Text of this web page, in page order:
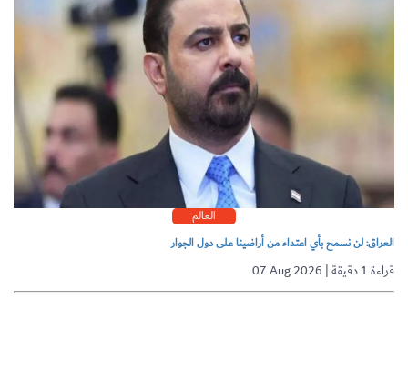
العالم
العراق: لن نسمح بأي اعتداء من أراضينا على دول الجوار
07 Aug 2026 | قراءة 1 دقيقة